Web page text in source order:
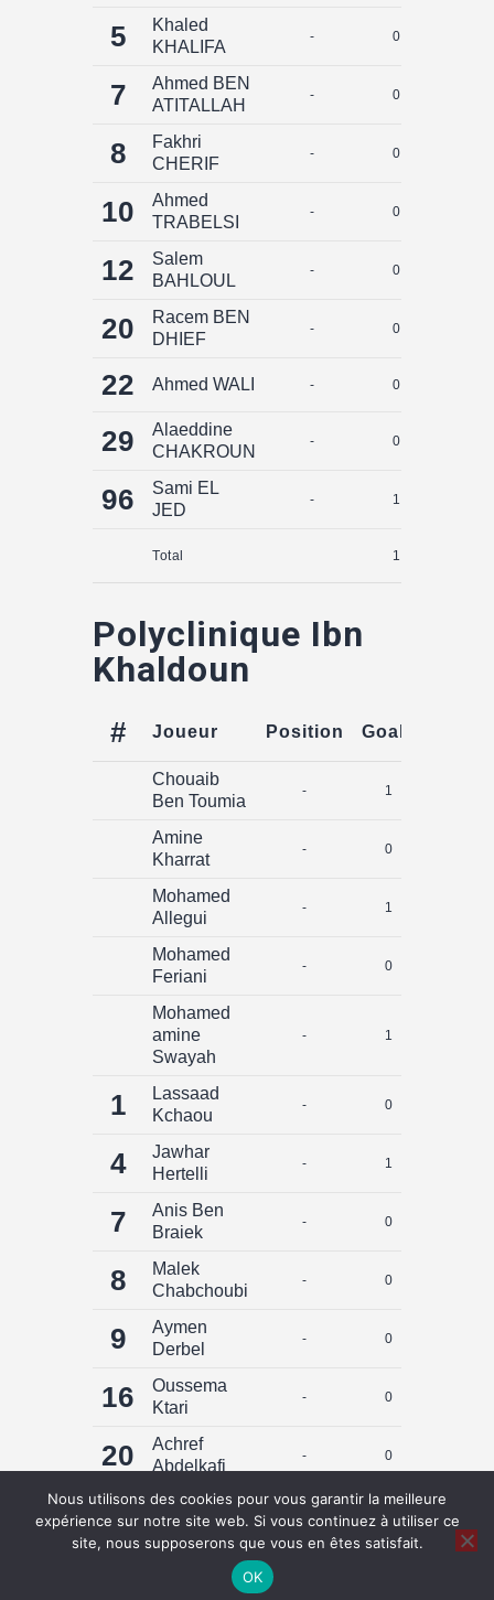
5
Khaled
KHALIFA
- 0
7
Ahmed BEN
ATITALLAH
- 0
8
Fakhri
CHERIF
- 0
10
Ahmed
TRABELSI
- 0
12
Salem
BAHLOUL
- 0
20
Racem BEN
DHIEF
- 0
22 Ahmed WALI - 0
29
Alaeddine
CHAKROUN
- 0
96
Sami EL
JED
- 1
Total 1
Polyclinique Ibn
Khaldoun
# Joueur Position Goals
Chouaib
Ben Toumia
- 1
Amine
Kharrat
- 0
Mohamed
Allegui
- 1
Mohamed
Feriani
- 0
Mohamed
amine
Swayah
- 1
1
Lassaad
Kchaou
- 0
4
Jawhar
Hertelli
- 1
7
Anis Ben
Braiek
- 0
8
Malek
Chabchoubi
- 0
9
Aymen
Derbel
- 0
16
Oussema
Ktari
- 0
20
Achref
Abdelkafi
- 0
44
Saif Islem
Abdallah
0
Nous utilisons des cookies pour vous garantir la meilleure
expérience sur notre site web. Si vous continuez à utiliser ce
site, nous supposerons que vous en êtes satisfait.
OK